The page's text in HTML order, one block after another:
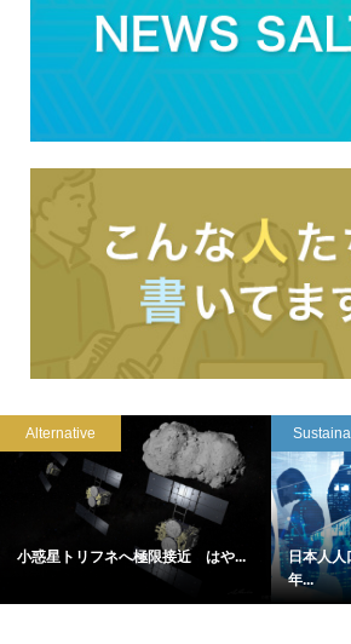
Alternative
小惑星トリフネへ極限接近 はや...
日本人
年...